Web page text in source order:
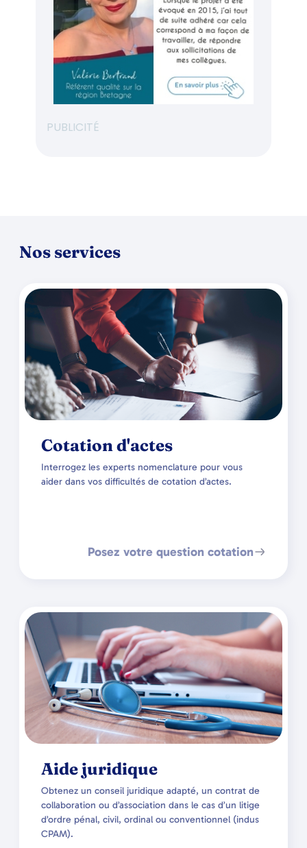
PUBLICITÉ
Nos services
Cotation d'actes
Interrogez les experts nomenclature pour vous
aider dans vos difficultés de cotation d’actes.
Posez votre question cotation
Aide juridique
Obtenez un conseil juridique adapté, un contrat de
collaboration ou d’association dans le cas d’un litige
d’ordre pénal, civil, ordinal ou conventionnel (indus
CPAM).